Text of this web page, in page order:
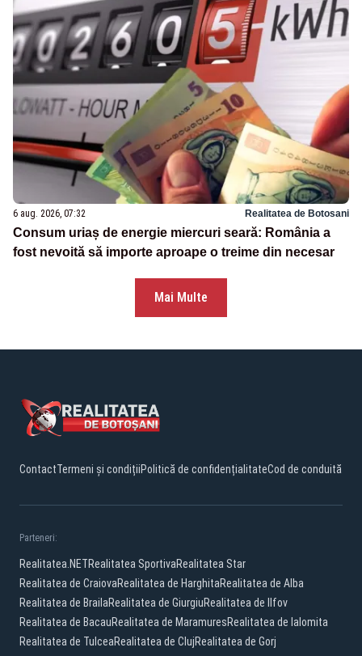
6 aug. 2026, 07:32 Realitatea de Botosani
Consum uriaș de energie miercuri seară: România a
fost nevoită să importe aproape o treime din necesar
Mai Multe
ContactTermeni și condițiiPolitică de confidențialitateCod de conduită
Parteneri:
Realitatea.NETRealitatea SportivaRealitatea Star
Realitatea de CraiovaRealitatea de HarghitaRealitatea de Alba
Realitatea de BrailaRealitatea de GiurgiuRealitatea de Ilfov
Realitatea de BacauRealitatea de MaramuresRealitatea de Ialomita
Realitatea de TulceaRealitatea de ClujRealitatea de Gorj